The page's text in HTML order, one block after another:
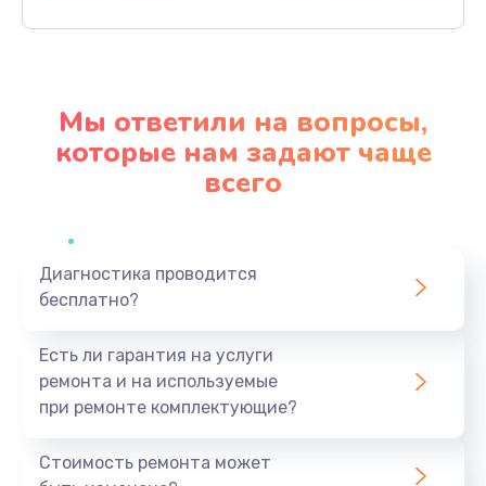
Заказать
Замена системы охлаждения
Заказать
760 руб.
Мы ответили на вопросы,
которые нам задают чаще
всего
Диагностика проводится
бесплатно?
Есть ли гарантия на услуги
ремонта и на используемые
при ремонте комплектующие?
Стоимость ремонта может